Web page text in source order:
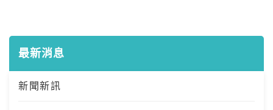
最新消息
新聞新訊